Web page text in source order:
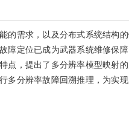
的需求，以及分布式系统结构
障定位已成为武器系统维修保
点，提出了多分辨率模型映射
多分辨率故障回溯推理，为实